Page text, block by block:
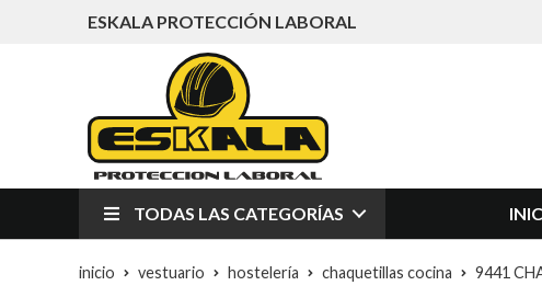
ESKALA PROTECCIÓN LABORAL
TODAS LAS CATEGORÍAS
inicio vestuario hostelería chaquetillas cocina 9441